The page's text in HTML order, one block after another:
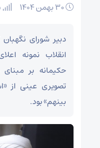
دبیر شورای
انقلاب نمونه
حکیمانه بر
تصویری عینی از
بینهم» بود.